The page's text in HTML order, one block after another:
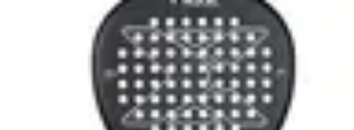
Estilo de VidaNutriciónInmunidadSalud Inmunológica
Consejos Salud